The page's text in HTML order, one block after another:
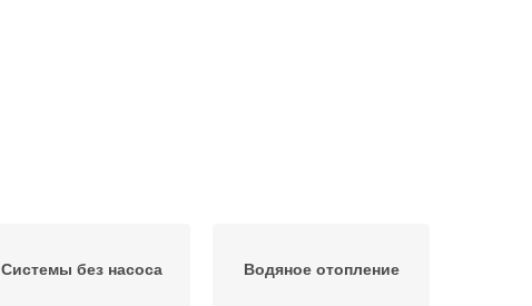
Системы без насоса Водяное отопление